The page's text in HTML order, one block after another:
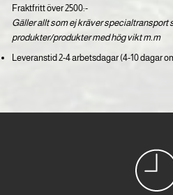
Fraktfritt över 2500:-
Gäller allt som ej kräver
produkter/produkter med hög vikt m.m
Leveranstid 2-4 arbetsdagar (4-10 dagar